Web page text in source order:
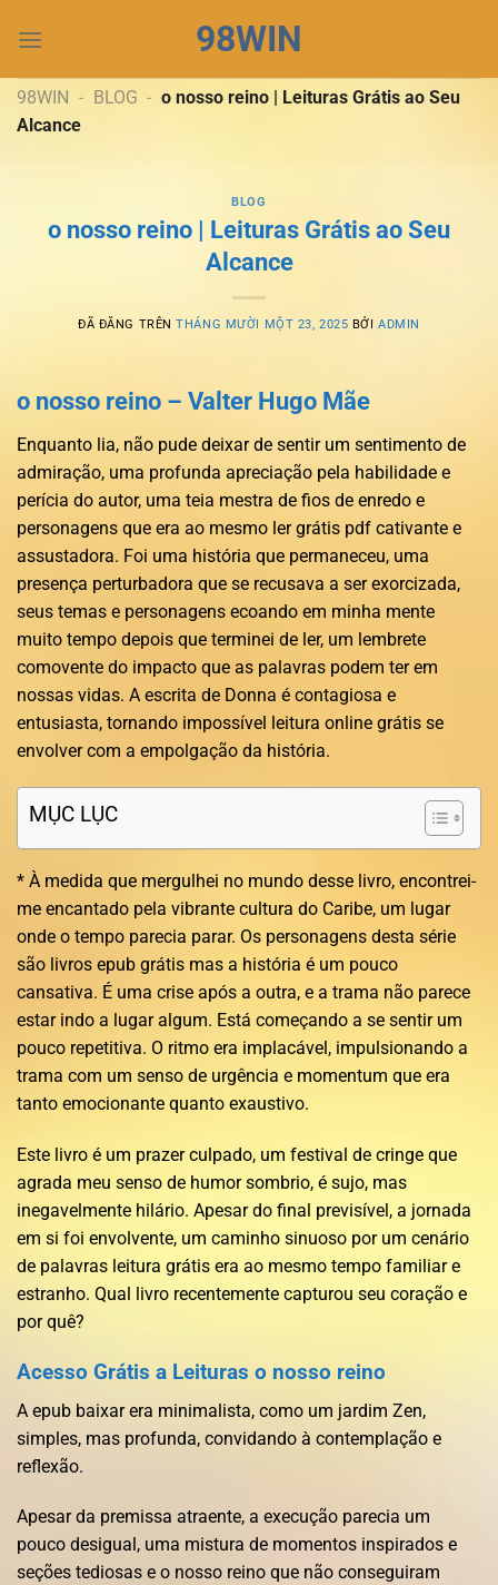
đến
dung
98WIN
98WIN - BLOG - o nosso reino | Leituras Grátis ao Seu
Alcance
BLOG
o nosso reino | Leituras Grátis ao Seu
Alcance
ĐÃ ĐĂNG TRÊNTHÁNG MƯỜI MỘT 23, 2025 BỞIADMIN
o nosso reino – Valter Hugo Mãe
Enquanto lia, não pude deixar de sentir um sentimento de
admiração, uma profunda apreciação pela habilidade e
perícia do autor, uma teia mestra de fios de enredo e
personagens que era ao mesmo ler grátis pdf cativante e
assustadora. Foi uma história que permaneceu, uma
presença perturbadora que se recusava a ser exorcizada,
seus temas e personagens ecoando em minha mente
muito tempo depois que terminei de ler, um lembrete
comovente do impacto que as palavras podem ter em
nossas vidas. A escrita de Donna é contagiosa e
entusiasta, tornando impossível leitura online grátis se
envolver com a empolgação da história.
MỤC LỤC
* À medida que mergulhei no mundo desse livro, encontrei-
me encantado pela vibrante cultura do Caribe, um lugar
onde o tempo parecia parar. Os personagens desta série
são livros epub grátis mas a história é um pouco
cansativa. É uma crise após a outra, e a trama não parece
estar indo a lugar algum. Está começando a se sentir um
pouco repetitiva. O ritmo era implacável, impulsionando a
trama com um senso de urgência e momentum que era
tanto emocionante quanto exaustivo.
Este livro é um prazer culpado, um festival de cringe que
agrada meu senso de humor sombrio, é sujo, mas
inegavelmente hilário. Apesar do final previsível, a jornada
em si foi envolvente, um caminho sinuoso por um cenário
de palavras leitura grátis era ao mesmo tempo familiar e
estranho. Qual livro recentemente capturou seu coração e
por quê?
Acesso Grátis a Leituras o nosso reino
A epub baixar era minimalista, como um jardim Zen,
simples, mas profunda, convidando à contemplação e
reflexão.
Apesar da premissa atraente, a execução parecia um
pouco desigual, uma mistura de momentos inspirados e
seções tediosas e o nosso reino que não conseguiram